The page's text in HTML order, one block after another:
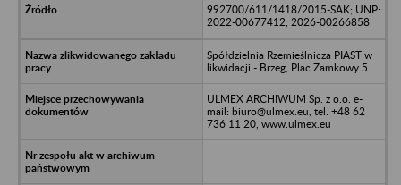
992700/611/1418/2015-SAK; UNP:
2022-00677412, 2026-00266858
Spółdzielnia Rzemieślnicza PIAST w
likwidacji - Brzeg, Plac Zamkowy 5
ULMEX ARCHIWUM Sp. z o.o. e-
mail: biuro@ulmex.eu, tel. +48 62
736 11 20, www.ulmex.eu